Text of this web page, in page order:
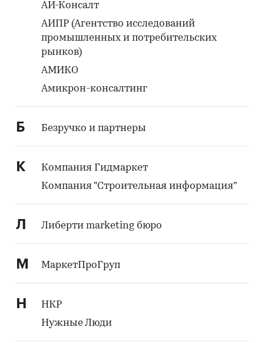
АИ-Консалт
АИПР (Агентство исследований
промышленных и потребительских
рынков)
АМИКО
Амикрон-консалтинг
Б Безручко и партнеры
К
Компания Гидмаркет
Компания "Строительная информация"
Л Либерти marketing бюро
М МаркетПроГруп
Н
НКР
Нужные Люди